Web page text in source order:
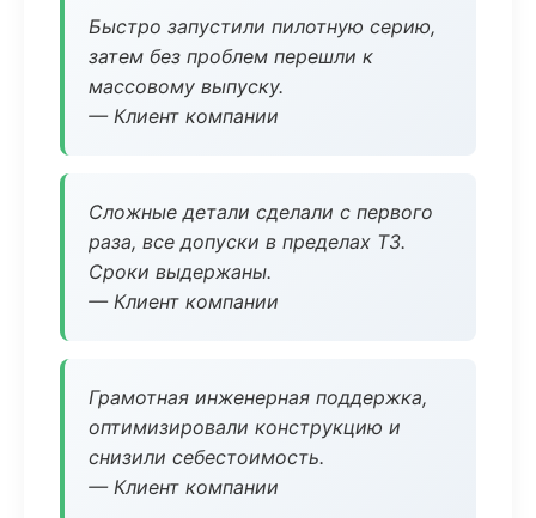
Быстро запустили пилотную серию,
затем без проблем перешли к
массовому выпуску.
— Клиент компании
Сложные детали сделали с первого
раза, все допуски в пределах ТЗ.
Сроки выдержаны.
— Клиент компании
Грамотная инженерная поддержка,
оптимизировали конструкцию и
снизили себестоимость.
— Клиент компании